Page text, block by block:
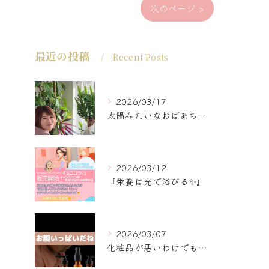
次のページ >
最近の投稿 Recent Posts
2026/03/17
太陽みたいなおばあちゃんに
2026/03/12
『栄養は光で浴びる✨』
2026/03/07
化粧品が悪いわけでもなく